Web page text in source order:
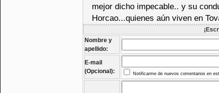
mejor dicho impecable.. y su
Horcao...quienes aún viven en
Nombre y
apellido:
E-mail
(Opcional):
Notificarme de nuevos comentarios en